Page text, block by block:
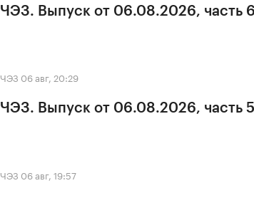
ЧЭЗ. Выпуск от 06.08.2026, часть
ЧЭЗ 06 авг, 20:29
ЧЭЗ. Выпуск от 06.08.2026, часть 5
ЧЭЗ 06 авг, 19:57